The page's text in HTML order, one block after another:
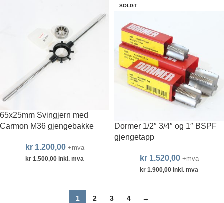
65x25mm Svingjern med
Carmon M36 gjengebakke
kr1.200,00 +mva
kr1.500,00inkl. mva
SOLGT
Dormer 1/2″ 3/4″ og 1″ BSPF
gjengetapp
kr1.520,00 +mva
kr1.900,00inkl. mva
1 2 3 4 →